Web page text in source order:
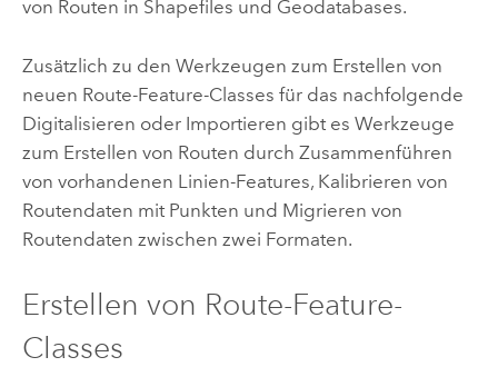
von Routen in Shapefiles und Geodatabases.
Zusätzlich zu den Werkzeugen zum Erstellen von
neuen Route-Feature-Classes für das nachfolgende
Digitalisieren oder Importieren gibt es Werkzeuge
zum Erstellen von Routen durch Zusammenführen
von vorhandenen Linien-Features, Kalibrieren von
Routendaten mit Punkten und Migrieren von
Routendaten zwischen zwei Formaten.
Erstellen von Route-Feature-
Classes